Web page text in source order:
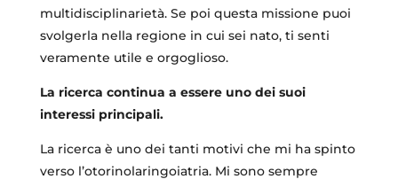
multidisciplinarietà. Se poi questa missione puoi
svolgerla nella regione in cui sei nato, ti senti
veramente utile e orgoglioso.
La ricerca continua a essere uno dei suoi
interessi principali.
La ricerca è uno dei tanti motivi che mi ha spinto
verso l’otorinolaringoiatria. Mi sono sempre